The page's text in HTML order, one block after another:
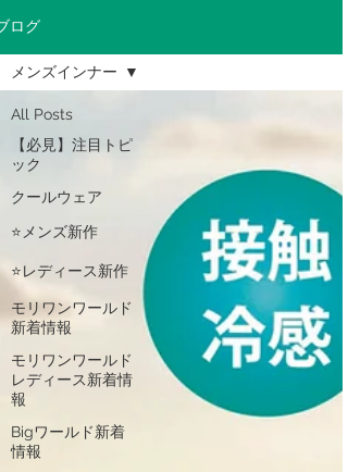
ログ
All Posts
【必見】注目トピ
ック
クールウェア
⭐メンズ新作
⭐レディース新作
モリワンワールド
新着情報
モリワンワールド
レディース新着情
報
Bigワールド新着
情報
メンズインナー